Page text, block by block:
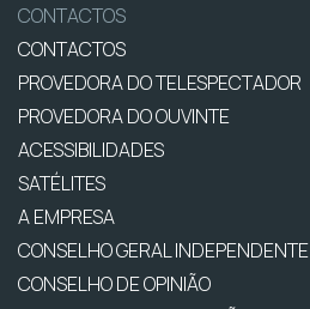
CONTACTOS
CONTACTOS
PROVEDORA DO TELESPECTADOR
PROVEDORA DO OUVINTE
ACESSIBILIDADES
SATÉLITES
A EMPRESA
CONSELHO GERAL INDEPENDENTE
CONSELHO DE OPINIÃO